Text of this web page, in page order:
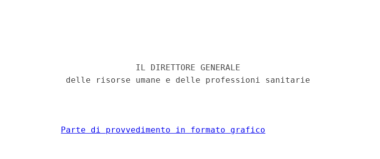
                        IL DIRETTORE GENERALE
          delle risorse umane e delle professioni sanitarie
Parte di provvedimento in formato grafico